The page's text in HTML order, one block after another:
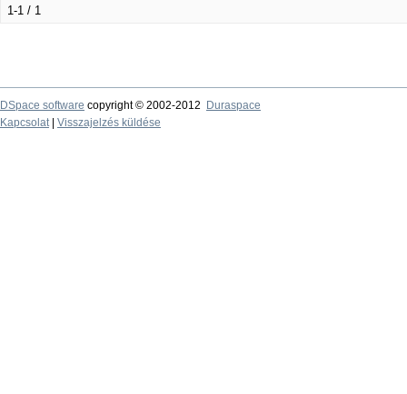
1-1 / 1
DSpace software copyright © 2002-2012
Duraspace
Kapcsolat| Visszajelzés küldése